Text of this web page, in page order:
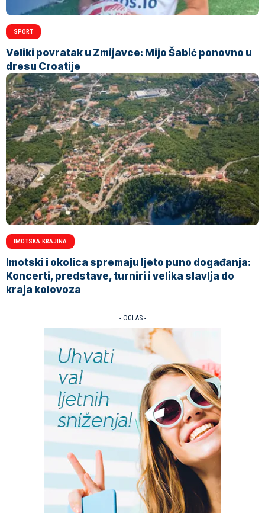
SPORT
Veliki povratak u Zmijavce: Mijo Šabić ponovno u
dresu Croatije
IMOTSKA KRAJINA
Imotski i okolica spremaju ljeto puno događanja:
Koncerti, predstave, turniri i velika slavlja do
kraja kolovoza
- OGLAS -